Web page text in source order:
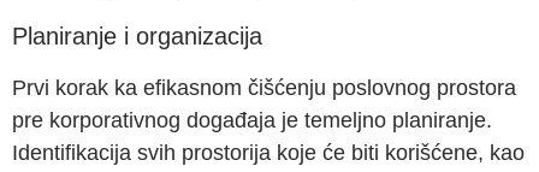
Planiranje i organizacija
Prvi korak ka efikasnom čišćenju poslovnog prostora
pre korporativnog događaja je temeljno planiranje.
Identifikacija svih prostorija koje će biti korišćene, kao